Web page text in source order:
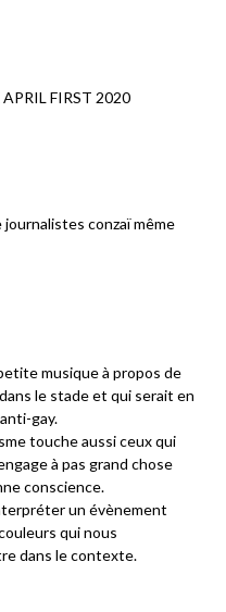
FIRST 2020
conzaï même
musique à propos de
le stade et qui serait en
gay.
touche aussi ceux qui
à pas grand chose
conscience.
un évènement
qui nous
dans le contexte.